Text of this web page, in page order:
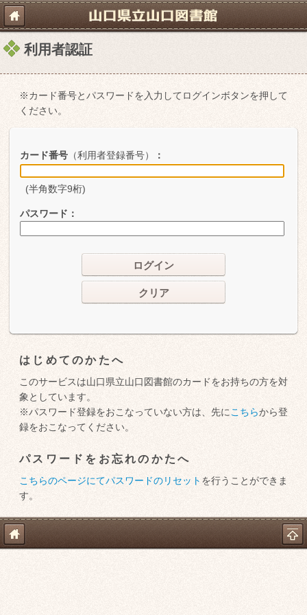
利用者認証
※カード番号とパスワードを入力してログインボタンを押して
ください。
カード番号 （利用者登録番号） ：
(半角数字9桁)
パスワード ：
ログイン
クリア
はじめてのかたへ
このサービスは山口県立山口図書館のカードをお持ちの方を対
象としています。
※パスワード登録をおこなっていない方は、先に こちらから登
録をおこなってください。
パスワードをお忘れのかたへ
こちらのページにてパスワードのリセット を行うことができま
す。